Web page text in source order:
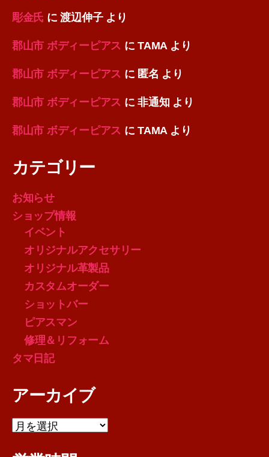
彫金氏 に渡辺伸子より
郡山市 ボディーピアス にTAMAより
郡山市 ボディーピアス に 匿名 より
郡山市 ボディーピアス に非通知 より
郡山市 ボディーピアス にTAMAより
カテゴリー
お知らせ
ショップ情報
イベント
オリジナルアクセサリー
オリジナル革製品
カスタムオーダー
ショットバー
ピアスマン
修理＆リフォーム
タマ日記
アーカイブ
ア